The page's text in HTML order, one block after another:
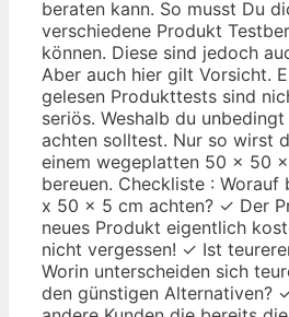
beraten kann. So musst Du
verschiedene Produkt
können. Diese sind jedoch
Aber auch hier gilt Vorsicht.
gelesen Produkttests sind
seriös. Weshalb du
achten solltest. Nur so wirst
einem wegeplatten 50 x 50
bereuen. Checkliste :
x 50 x 5 cm achten? ✓ Der
neues Produkt eigentlich
nicht vergessen! ✓ Ist
Worin unterscheiden sich
den günstigen Alternativen?